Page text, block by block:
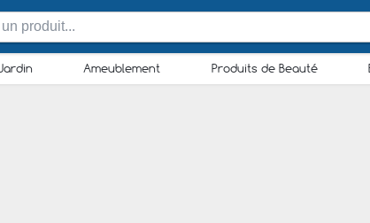
Ameublement Produits de Beauté